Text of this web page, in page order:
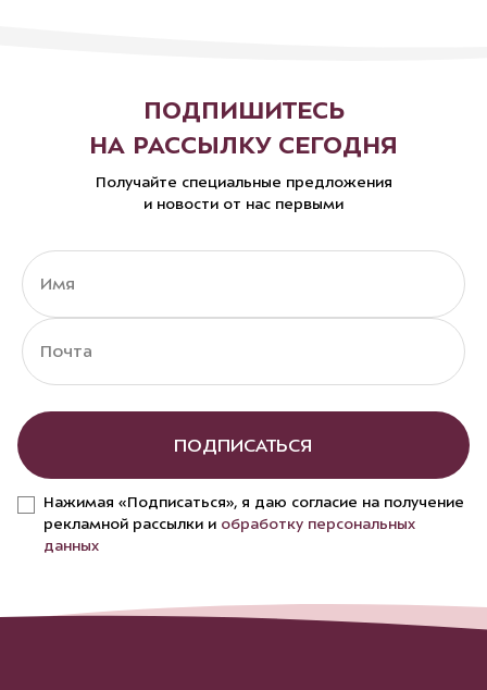
ПОДПИШИТЕСЬ
НА РАССЫЛКУ СЕГОДНЯ
Получайте специальные предложения
и новости от нас первыми
ПОДПИСАТЬСЯ
Нажимая «Подписаться», я даю согласие на получение
рекламной рассылки и обработку персональных
данных